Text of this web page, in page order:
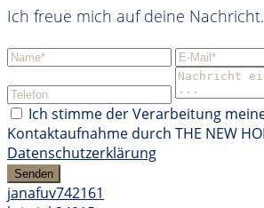
Ich freue mich auf deine Nachricht.
Ich stimme der Verarbeitung
Kontaktaufnahme durch THE NEW
Datenschutzerklärung
Senden
janafuv742161